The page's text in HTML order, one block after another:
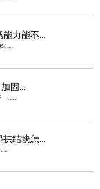
能力能不...
固...
......
结块怎...